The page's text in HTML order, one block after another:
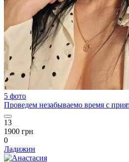
5 фото
Проведем незабываемо время с
13
1900 грн
0
Ладижин